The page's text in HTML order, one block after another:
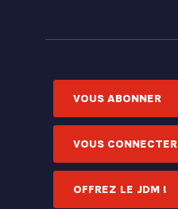
VOUS ABONNER
VOUS CONNECTER
OFFREZ LE JDM !